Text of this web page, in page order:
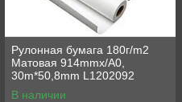
Рулонная бумага 180г/m2
Матовая 914mmx/A0,
30m*50,8mm L1202092
Lomond струйная печать
В наличии